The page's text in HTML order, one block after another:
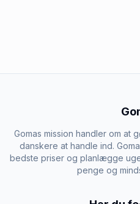
Gomas mission handler om
danskere at handle ind.
bedste priser og planlægge
penge og